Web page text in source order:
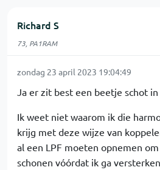
Richard S
73, PA1RAM
zondag 23 april 2023 19:04:49
Ja er zit best een beetje schot in
Ik weet niet waarom ik die
krijg met deze wijze van
al een LPF moeten opnemen
schonen vóórdat ik ga